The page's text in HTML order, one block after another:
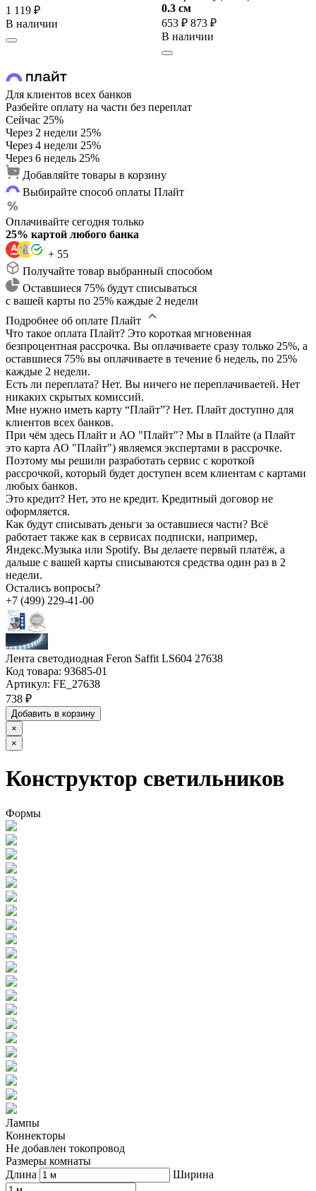
1 119 ₽
В наличии
0.3 cм
653 ₽ 873 ₽
В наличии
Для клиентов всех банков
Разбейте оплату на части без переплат
Сейчас 25%
Через 2 недели 25%
Через 4 недели 25%
Через 6 недель 25%
Добавляйте товары в корзину
Выбирайте способ оплаты Плайт
Оплачивайте сегодня только
25% картой любого банка
+ 55
Получайте товар выбранный способом
Оставшиеся 75% будут списываться
с вашей карты по 25% каждые 2 недели
Подробнее об оплате Плайт
Что такое оплата Плайт? Это короткая мгновенная
безпроцентная рассрочка. Вы оплачиваете сразу только 25%, а
оставшиеся 75% вы оплачиваете в течение 6 недель, по 25%
каждые 2 недели.
Есть ли переплата? Нет. Вы ничего не переплачиваетей. Нет
никаких скрытых комиссий.
Мне нужно иметь карту “Плайт”? Нет. Плайт доступно для
клиентов всех банков.
При чём здесь Плайт и АО "Плайт"? Мы в Плайте (а Плайт
это карта АО "Плайт") являемся экспертами в рассрочке.
Поэтому мы решили разработать сервис с короткой
рассрочкой, который будет доступен всем клиентам с картами
любых банков.
Это кредит? Нет, это не кредит. Кредитный договор не
оформляется.
Как будут списывать деньги за оставшиеся части? Всё
работает также как в сервисах подписки, например,
Яндекс.Музыка или Spotify. Вы делаете первый платёж, а
дальше с вашей карты списываются средства один раз в 2
недели.
Остались вопросы?
+7 (499) 229-41-00
Лента светодиодная Feron Saffit LS604 27638
Код товара: 93685-01
Артикул: FE_27638
738 ₽
Добавить в корзину
×
×
Конструктор светильников
Формы
Лампы
Коннекторы
Не добавлен токопровод
Размеры комнаты
Длина
Ширина